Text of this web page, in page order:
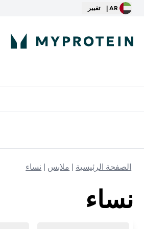
AR | تغيير
الصفحة الرئيسية ملابس نساء
نساء